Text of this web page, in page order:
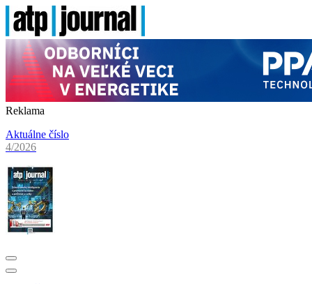
Reklama
Aktuálne číslo
4/2026